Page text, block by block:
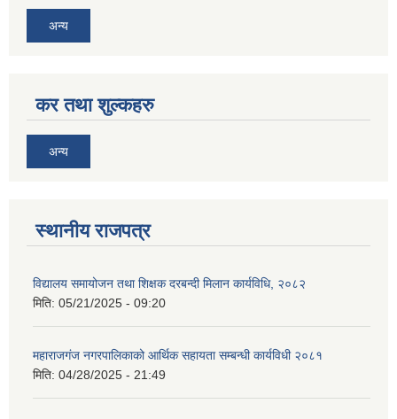
अन्य
कर तथा शुल्कहरु
अन्य
स्थानीय राजपत्र
विद्यालय समायोजन तथा शिक्षक दरबन्दी मिलान कार्यविधि, २०८२
मिति: 05/21/2025 - 09:20
महाराजगंज नगरपालिकाको आर्थिक सहायता सम्बन्धी कार्यविधी २०८१
मिति: 04/28/2025 - 21:49